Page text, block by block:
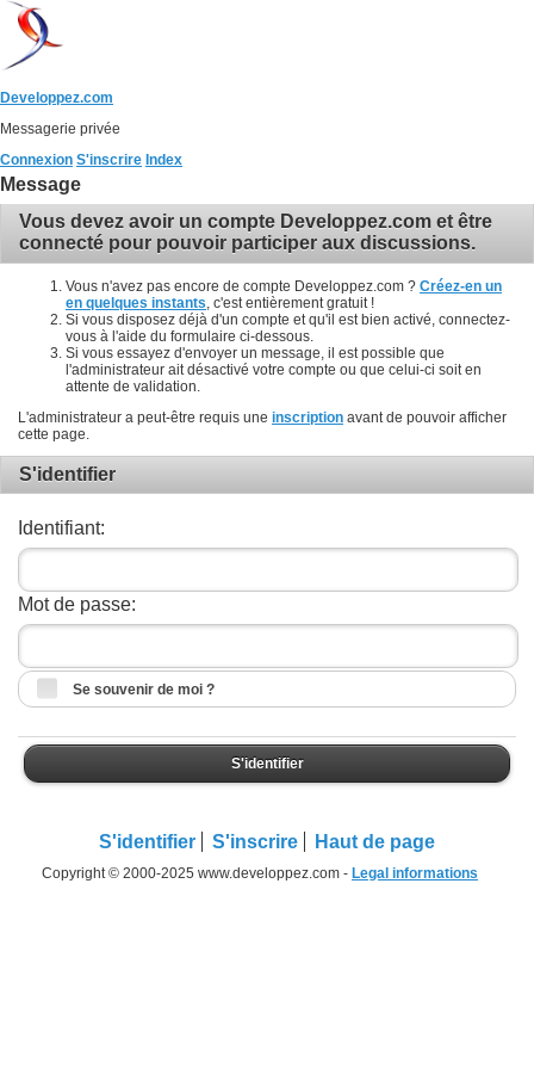
Developpez.com
Messagerie privée
Connexion S'inscrire Index
Message
Vous devez avoir un compte Developpez.com et être
connecté pour pouvoir participer aux discussions.
Vous n'avez pas encore de compte Developpez.com ? Créez-en un
en quelques instants , c'est entièrement gratuit !
Si vous disposez déjà d'un compte et qu'il est bien activé, connectez-
vous à l'aide du formulaire ci-dessous.
Si vous essayez d'envoyer un message, il est possible que
l'administrateur ait désactivé votre compte ou que celui-ci soit en
attente de validation.
L'administrateur a peut-être requis une inscription avant de pouvoir afficher
cette page.
S'identifier
Identifiant:
Mot de passe:
Se souvenir de moi ?
S'identifier
S'identifier S'inscrire Haut de page
Copyright © 2000-2025 www.developpez.com - Legal informations